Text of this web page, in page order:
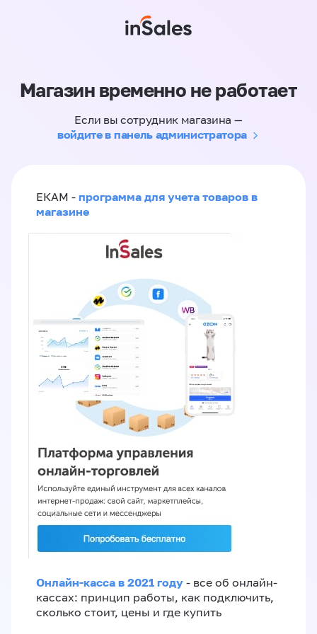
Магазин временно не работает
Если вы сотрудник магазина —
войдите в панель администратора
ЕКАМ - программа для учета товаров в
магазине
Онлайн-касса в 2021 году - все об онлайн-
кассах: принцип работы, как подключить,
сколько стоит, цены и где купить